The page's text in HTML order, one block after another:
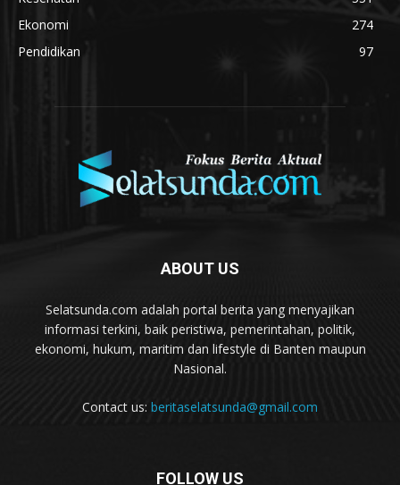
Ekonomi
274
Pendidikan
97
ABOUT US
Selatsunda.com adalah portal berita yang menyajikan
informasi terkini, baik peristiwa, pemerintahan, politik,
ekonomi, hukum, maritim dan lifestyle di Banten maupun
Nasional.
Contact us: beritaselatsunda@gmail.com
FOLLOW US